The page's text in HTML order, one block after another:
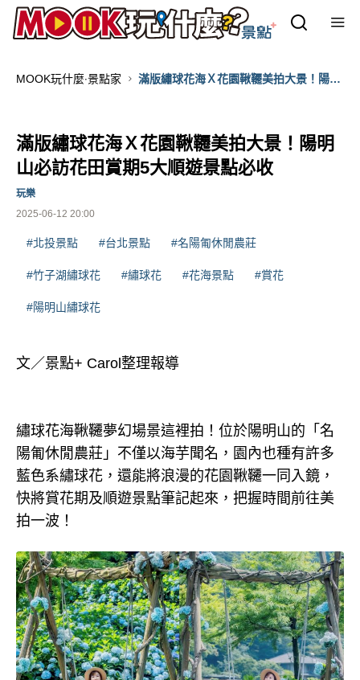
MOOK玩什麼‧景點家
滿版繡球花海Ｘ花園鞦韆美拍大景！陽明
滿版繡球花海Ｘ花園鞦韆美拍大景！陽明
山必訪花田賞期5大順遊景點必收
2025-06-12 20:00
玩樂
#北投景點 #台北景點 #名陽匍休閒農莊
#竹子湖繡球花 #繡球花 #花海景點 #賞花
#陽明山繡球花
文／景點+ Carol整理報導
繡球花海鞦韆夢幻場景這裡拍！位於陽明山的「名
陽匍休閒農莊」不僅以海芋聞名，園內也種有許多
藍色系繡球花，還能將浪漫的花園鞦韆一同入鏡，
快將賞花期及順遊景點筆記起來，把握時間前往美
拍一波！